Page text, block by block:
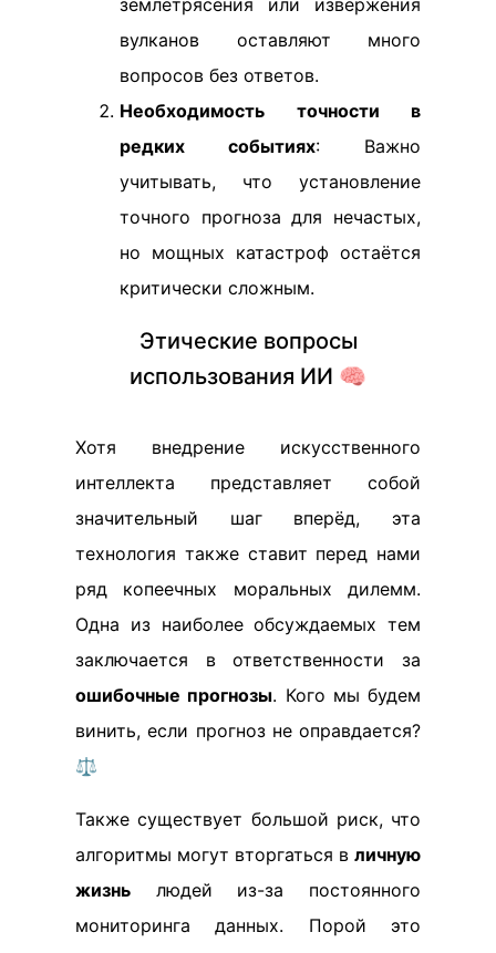
землетрясения или извержения
вулканов оставляют много
вопросов без ответов.
Необходимость точности в
редких событиях: Важно
учитывать, что установление
точного прогноза для нечастых,
но мощных катастроф остаётся
критически сложным.
Этические вопросы
использования ИИ 🧠
Хотя внедрение искусственного
интеллекта представляет собой
значительный шаг вперёд, эта
технология также ставит перед нами
ряд копеечных моральных дилемм.
Одна из наиболее обсуждаемых тем
заключается в ответственности за
ошибочные прогнозы. Кого мы будем
винить, если прогноз не оправдается?
⚖️
Также существует большой риск, что
алгоритмы могут вторгаться в личную
жизнь людей из-за постоянного
мониторинга данных. Порой это